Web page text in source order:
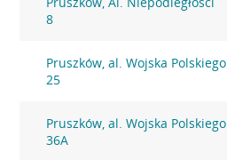
8
Pruszków, al. Wojska Polskiego
25
Pruszków, al. Wojska Polskiego
36A